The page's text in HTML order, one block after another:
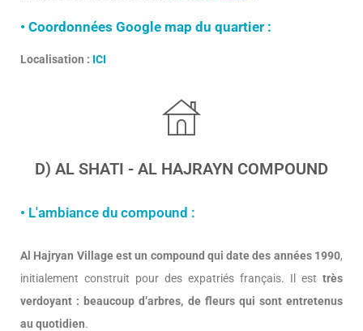
• Coordonnées Google map du quartier :
Localisation : ICI
D) AL SHATI - AL HAJRAYN COMPOUND
• L'ambiance du compound :
Al Hajryan Village est un compound qui date des années 1990,
initialement construit pour des expatriés français. Il est très
verdoyant : beaucoup d’arbres, de fleurs qui sont entretenus
au quotidien.